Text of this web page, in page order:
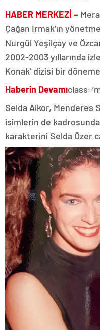
HABER MERKEZİ –
Çağan Irmak’ın
Nurgül Yeşilçay ve
2002-2003 yıllarında
Konak’ dizisi bir
Haberin Devamı
Selda Alkor, Menderes
isimlerin de kadrosunda
karakterini Selda Özer